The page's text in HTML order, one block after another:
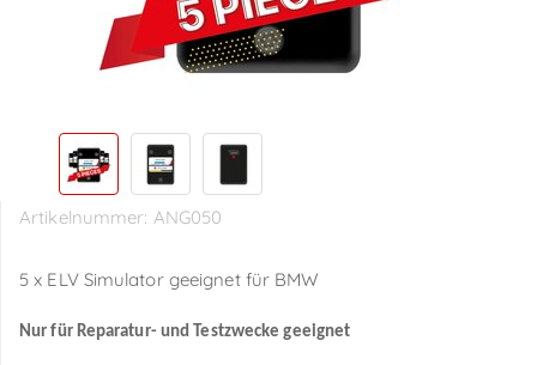
Artikelnummer: ANG050
5 x ELV Simulator geeignet für BMW
Nur für Reparatur- und Testzwecke geeignet